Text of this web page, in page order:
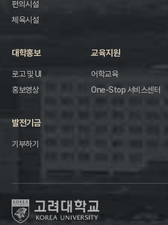
편의시설
체육시설
대학홍보
로고 및 UI
홍보영상
교육지원
어학교육
One-Stop 서비스센터
발전기금
기부하기